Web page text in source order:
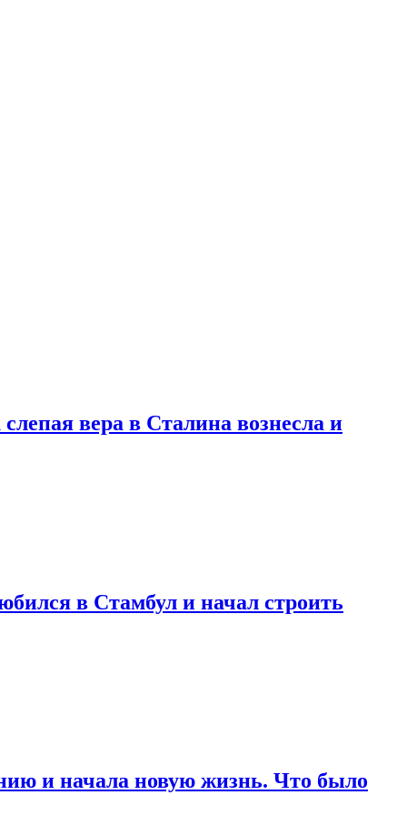
вера в Сталина вознесла и
в Стамбул и начал строить
и начала новую жизнь. Что было